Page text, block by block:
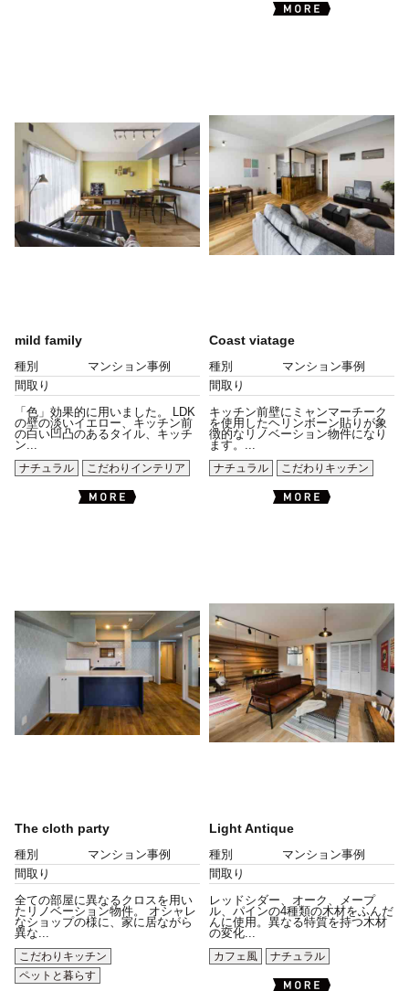
mild family
種別
マンション事例
間取り
「色」効果的に用いました。 LDK
の壁の淡いイエロー、キッチン前
の白い凹凸のあるタイル、キッチ
ン...
ナチュラル
こだわりインテリア
Coast viatage
種別
マンション事例
間取り
キッチン前壁にミャンマーチーク
を使用したヘリンボーン貼りが象
徴的なリノベーション物件になり
ます。...
ナチュラル
こだわりキッチン
The cloth party
種別
マンション事例
間取り
全ての部屋に異なるクロスを用い
たリノベーション物件。 オシャレ
なショップの様に、家に居ながら
異な...
こだわりキッチン
ペットと暮らす
Light Antique
種別
マンション事例
間取り
レッドシダー、オーク、メープ
ル、パインの4種類の木材をふんだ
んに使用。異なる特質を持つ木材
の変化...
カフェ風
ナチュラル